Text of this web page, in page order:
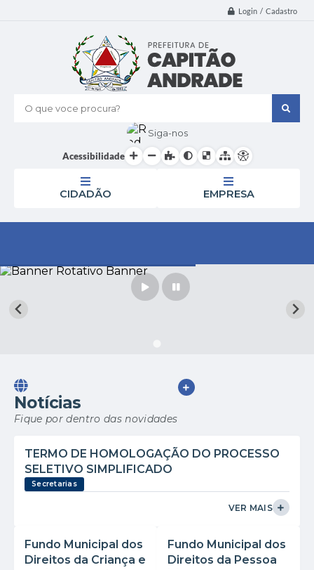
Login / Cadastro
O que voce procura?
Siga-nos
Acessibilidade
CIDADÃO EMPRESA
Notícias
Fique por dentro das novidades
VER MAIS
TERMO DE HOMOLOGAÇÃO DO PROCESSO
SELETIVO SIMPLIFICADO
Secretarias
VER MAIS
Fundo Municipal dos
Direitos da Criança e
Fundo Municipal dos
Direitos da Pessoa